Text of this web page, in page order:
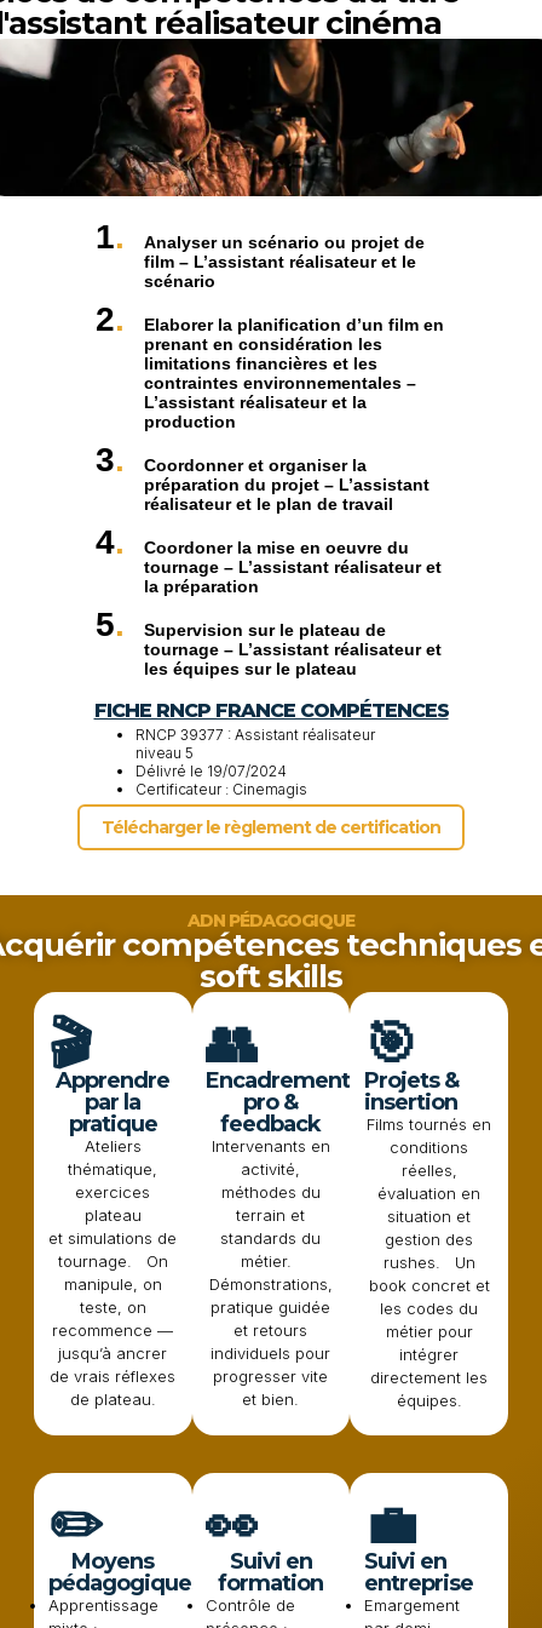
réalisateur cinéma
1
Analyser un scénario ou projet de
film – L’assistant réalisateur et le
scénario
2
Elaborer la planification d’un film en
prenant en considération les
limitations financières et les
contraintes environnementales –
L’assistant réalisateur et la
production
3
Coordonner et organiser la
préparation du projet – L’assistant
réalisateur et le plan de travail
4
Coordoner la mise en oeuvre du
tournage – L’assistant réalisateur et
la préparation
5
Supervision sur le plateau de
tournage – L’assistant réalisateur et
les équipes sur le plateau
FICHE RNCP FRANCE COMPÉTENCES
RNCP 39377 : Assistant réalisateur
niveau 5
Délivré le 19/07/2024
Certificateur : Cinemagis
Télécharger le règlement de certification
ADN PÉDAGOGIQUE
compétences techniques
soft skills
🎬
Apprendre
par la
pratique
Ateliers
thématique,
exercices
plateau
et simulations de
tournage. On
manipule, on
teste, on
recommence —
jusqu’à ancrer
de vrais réflexes
de plateau.
👥
Encadrement
pro &
feedback
Intervenants en
activité,
méthodes du
terrain et
standards du
métier.
Démonstrations,
pratique guidée
et retours
individuels pour
progresser vite
et bien.
🎯
Projets &
insertion
Films tournés en
conditions
réelles,
évaluation en
situation et
gestion des
rushes. Un
book concret et
les codes du
métier pour
intégrer
directement les
équipes.
✏️
Moyens
pédagogiques
Apprentissage
👀
Suivi en
formation
Contrôle de
💼
Suivi en
entreprise
Emargement